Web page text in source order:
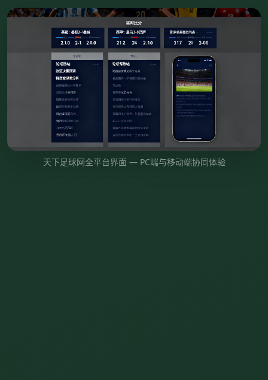
天下足球网全平台界面 — PC端与移动端协同体验